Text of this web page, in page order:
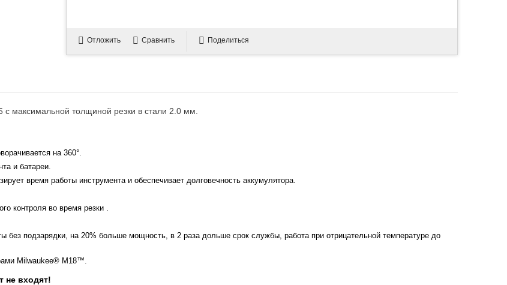
Отложить Сравнить Поделиться
максимальной толщиной резки в стали 2.0 мм.
на 360°.
и батареи.
время работы инструмента и обеспечивает долговечность аккумулятора.
контроля во время резки .
подзарядки, на 20% больше мощность, в 2 раза дольше срок службы, работа при отрицательной температуре до
Milwaukee® М18™.
не входят!